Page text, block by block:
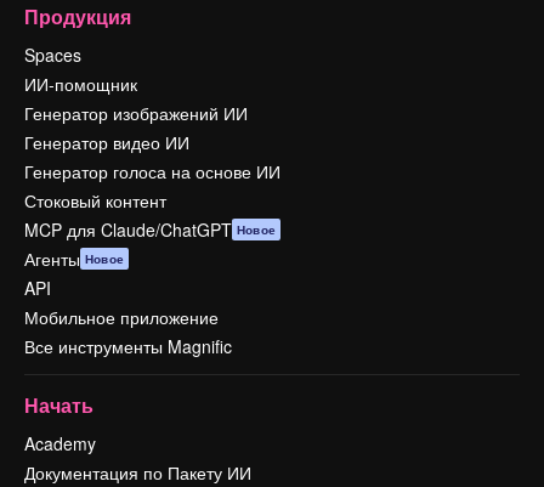
Продукция
Spaces
ИИ-помощник
Генератор изображений ИИ
Генератор видео ИИ
Генератор голоса на основе ИИ
Стоковый контент
MCP для Claude/ChatGPT Новое
Агенты Новое
API
Мобильное приложение
Все инструменты Magnific
Начать
Academy
Документация по Пакету ИИ